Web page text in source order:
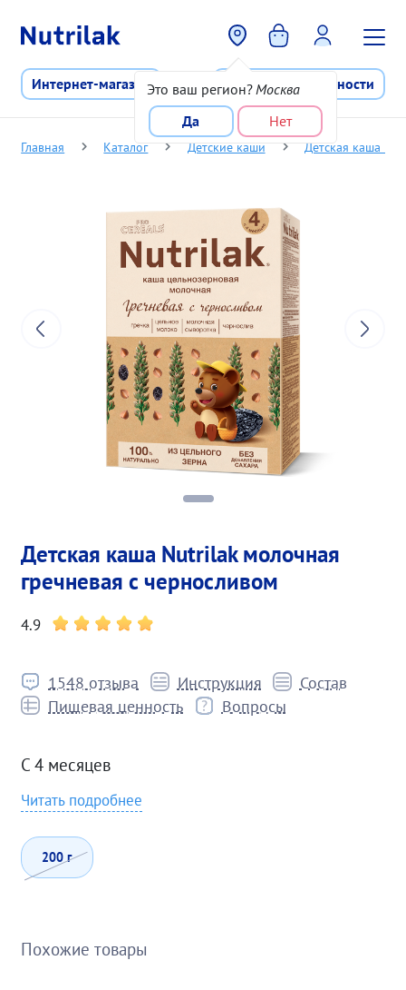
Это ваш регион? Москва
Да
Нет
Интернет-магазин Программа лояльности
Главная Каталог Детские каши Детская каша
Детская каша Nutrilak молочная
гречневая с черносливом
4.9
1548 отзыва Инструкция
Состав
Пищевая ценность
Вопросы
С 4 месяцев
Читать подробнее
200 г
Похожие товары